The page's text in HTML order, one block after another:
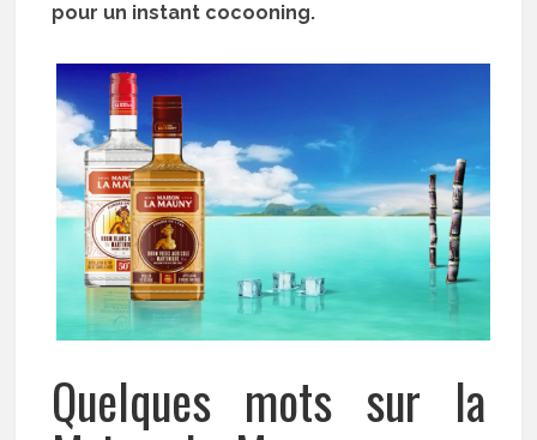
pour un instant cocooning.
Quelques mots sur la